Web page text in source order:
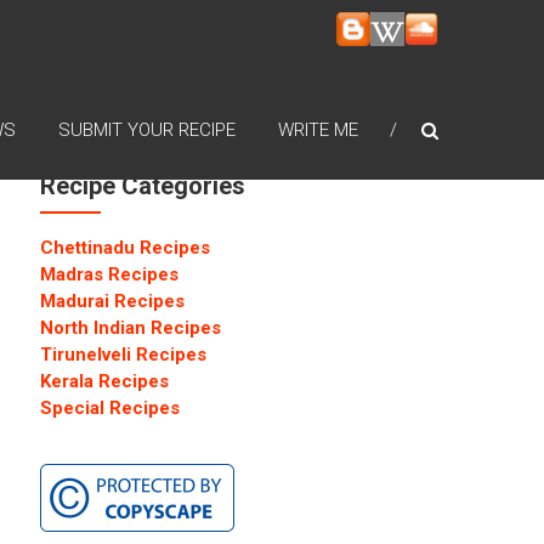
SUBMIT YOUR RECIPE WRITE ME
Recipe Categories
Chettinadu Recipes
Madras Recipes
Madurai Recipes
North Indian Recipes
Tirunelveli Recipes
Kerala Recipes
Special Recipes